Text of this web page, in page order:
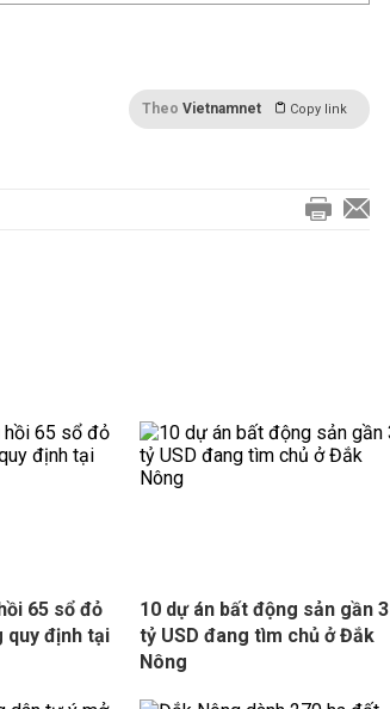
Theo Vietnamnet Copy link
65 sổ đỏ
quy định tại
10 dự án bất động sản gần 3
tỷ USD đang tìm chủ ở Đắk
Nông